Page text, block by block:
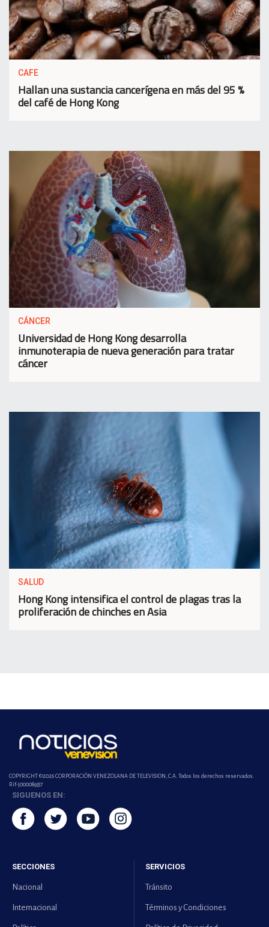
CAFE
Hallan una sustancia cancerígena en más del 95 %
del café de Hong Kong
CÁNCER
Universidad de Hong Kong desarrolla
inmunoterapia de nueva generación para tratar
cáncer
SALUD
Hong Kong intensifica el control de plagas tras la
proliferación de chinches en Asia
COPYRIGHT ©2026 CORPORACIÓN VENEZOLANA DE TELEVISION, C.A. Todos los derechos reservados.
Rif-j000089337
SIGUENOS EN:
SECCIONES
Nacional
Internacional
SERVICIOS
Tránsito
Términos y Condiciones